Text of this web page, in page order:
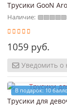
Трусики GooN
Наличие:
1059 руб.
Уведомить о
В подарок: 10
Трусики для